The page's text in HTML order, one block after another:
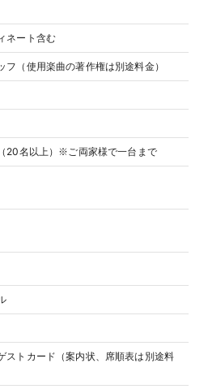
ネート含む
フ（使用楽曲の著作権は別途料金）
20名以上）※ご両家様で一台まで
ストカード（案内状、席順表は別途料